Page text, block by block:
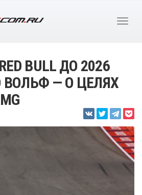
BULL ДО 2026
ВОЛЬФ — О ЦЕЛЯХ